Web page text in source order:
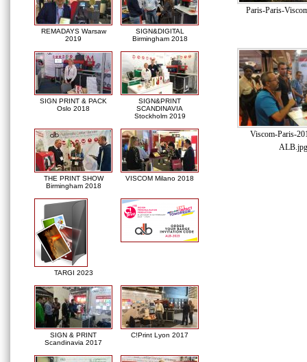
REMADAYS Warsaw
2019
SIGN&DIGITAL
Birmingham 2018
SIGN PRINT & PACK
Oslo 2018
SIGN&PRINT
SCANDINAVIA
Stockholm 2019
THE PRINT SHOW
Birmingham 2018
VISCOM Milano 2018
TARGI 2023
SIGN & PRINT
Scandinavia 2017
C!Print Lyon 2017
Paris-Paris-
Viscom-Paris-
ALB.jpg